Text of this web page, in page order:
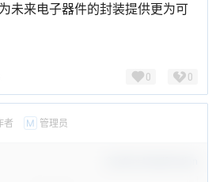
未来电子器件的封装提供更为可
0 0
者 M 管理员